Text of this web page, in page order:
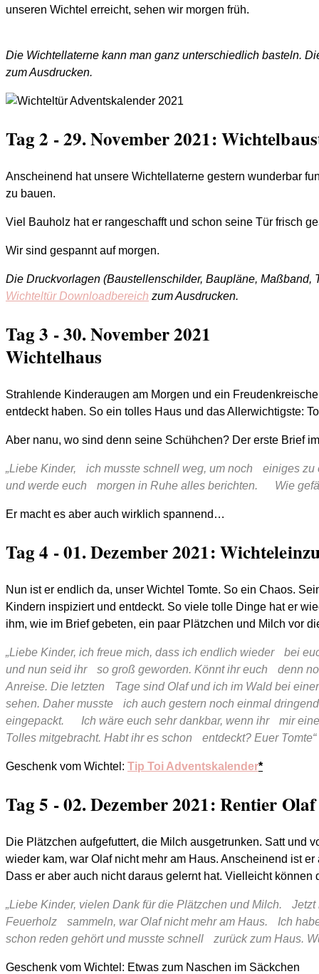
unseren Wichtel erreicht, sehen wir morgen früh.
Die Wichtellaterne kann man ganz unterschiedlich basteln.
zum Ausdrucken.
Tag 2 - 29. November 2021:
Anscheinend hat unsere Wichtellaterne gestern wunderbar
zu bauen.
Viel Bauholz hat er rangeschafft und schon seine Tür frisch
Wir sind gespannt auf morgen.
Die Druckvorlagen (Baustellenschilder, Baupläne, Maßband,
Wichteltür Downloadbereich zum Ausdrucken.
Tag 3 - 30. November 2021
Wichtelhaus
Strahlende Kinderaugen am Morgen und ein
entdeckt haben. So ein tolles Haus und das Allerwichtigste:
Aber nanu, wo sind denn seine Schühchen? Der erste Brief
„Liebe Kinder, ich musste schnell weg, um noch einiges
und werde euch morgen in Ruhe alles berichten. Wie
Er macht es aber auch wirklich spannend…
Tag 4 - 01. Dezember 2021:
Nun ist er endlich da, unser Wichtel Tomte. So ein Chaos.
Kindern inspiziert und entdeckt. So viele tolle Dinge hat er
ihm, wie im Brief gebeten, ein paar Plätzchen und Milch vor
„Liebe Kinder, ich freue mich, dass ich endlich wieder bei
und nun seid ihr so groß geworden. Könnt ihr euch denn
Anreise. Die letzten Tage sind Olaf und ich im Wald bei
sehen. Daher musste ich auch gestern noch einmal
eingepackt. Ich wäre euch sehr dankbar, wenn ihr mir
Tolles mitgebracht. Habt ihr es schon entdeckt? Euer Tomte“
Geschenk vom Wichtel: Tip Toi Adventskalender*
Tag 5 - 02. Dezember 2021: Rentier
Die Plätzchen aufgefuttert, die Milch ausgetrunken. Satt und
wieder kam, war Olaf nicht mehr am Haus. Anscheinend ist
Dass er aber auch nicht daraus gelernt hat. Vielleicht
„Liebe Kinder, vielen Dank für die Plätzchen und Milch.
Feuerholz sammeln, war Olaf nicht mehr am Haus. Ich
schon reden gehört und musste schnell zurück zum Haus.
Geschenk vom Wichtel: Etwas zum Naschen im Säckchen